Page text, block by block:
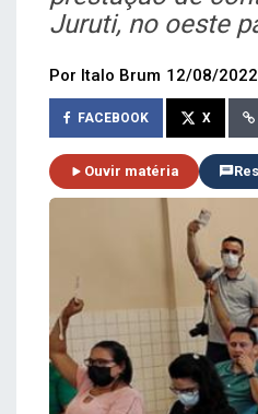
Juruti, no oeste
Por Italo Brum 12/08/
FACEBOOK X
Ouvir matéria